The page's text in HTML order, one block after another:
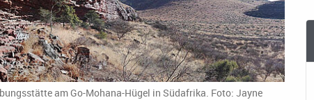
am Go-Mohana-Hügel in Südafrika. Foto: Jayne